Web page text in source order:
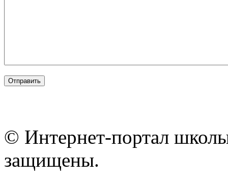
© Интернет-портал
защищены.